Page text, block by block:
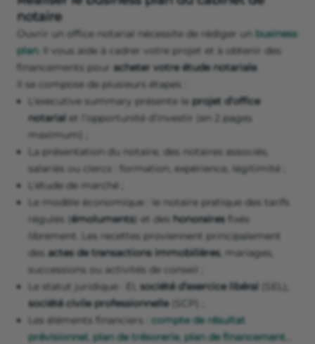
notaire
Ouvrir un office notarial nécessite de rédiger un business
plan. Il vous aide à cadrer votre projet et à obtenir des
financements pour acheter votre étude notariale.
Il se compose de plusieurs étapes :
L’executive summary présente le projet d’office
notarial et l’opportunité d’investir (en 2 pages
maximum) ;
La présentation du notaire, des notaires associés,
salariés ou clercs : formation, expérience, légitimité ;
L’étude de marché ;
Le modèle économique : le notaire pratique des tarifs
régulés (émoluments) et des honoraires fixés
librement. Les recettes proviennent principalement
des actes de transactions immobilières, mariages,
successions ou activités de conseil ;
Le statut juridique : EI, société d’exercice libéral
société civile professionnelle
Les éléments financiers : compte de résultat
prévisionnel plan de trésorerie, plan de financement